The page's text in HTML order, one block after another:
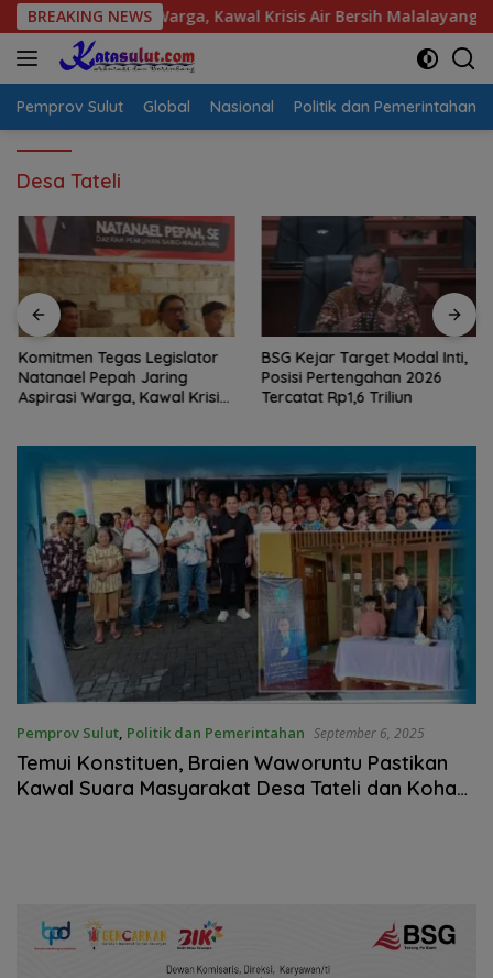
Langsung
ke
konten
BREAKING NEWS
Warga, Kawal Krisis Air Bersih Malalayang II Hingga
Pemprov Sulut Global Nasional Politik dan Pemerintahan
Desa Tateli
Komitmen Tegas Legislator
Natanael Pepah Jaring
Aspirasi Warga, Kawal Krisis
BSG Kejar Target Modal Inti,
Posisi Pertengahan 2026
Tercatat Rp1,6 Triliun
Pemprov Sulut, Politik dan Pemerintahan September 6, 2025
Temui Konstituen, Braien Waworuntu Pastikan
Kawal Suara Masyarakat Desa Tateli dan Koha